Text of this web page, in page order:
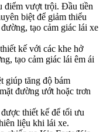
điểm vượt trội. Đầu tiền
biệt để giảm thiểu
tạo cảm giác lái xe
kế với các khe hở
tạo cảm giác lái êm ái
giúp tăng độ bám
đường ướt hoặc trơn
thiết kế để tối ưu
liệu khi lái xe.